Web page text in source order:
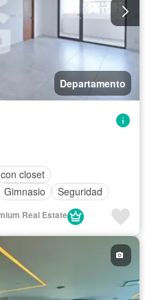
Departamento
closet
Gimnasio Seguridad
Real Estate